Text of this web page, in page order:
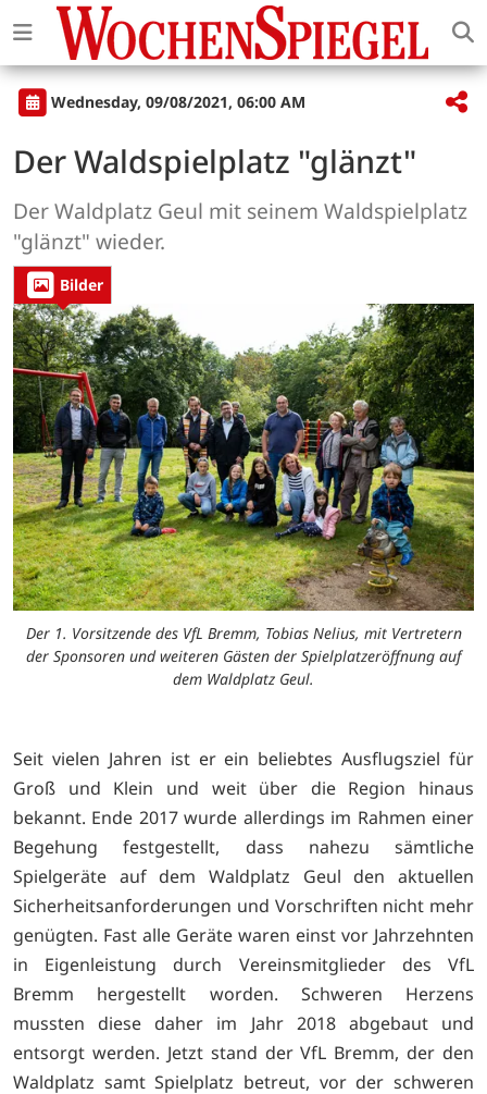
Wednesday, 09/08/2021, 06:00 AM
Der Waldspielplatz "glänzt"
Der Waldplatz Geul mit seinem Waldspielplatz
"glänzt" wieder.
Bilder
Der 1. Vorsitzende des VfL Bremm, Tobias Nelius, mit Vertretern
der Sponsoren und weiteren Gästen der Spielplatzeröffnung auf
dem Waldplatz Geul.
Seit vielen Jahren ist er ein beliebtes Ausflugsziel für
Groß und Klein und weit über die Region hinaus
bekannt. Ende 2017 wurde allerdings im Rahmen einer
Begehung festgestellt, dass nahezu sämtliche
Spielgeräte auf dem Waldplatz Geul den aktuellen
Sicherheitsanforderungen und Vorschriften nicht mehr
genügten. Fast alle Geräte waren einst vor Jahrzehnten
in Eigenleistung durch Vereinsmitglieder des VfL
Bremm hergestellt worden. Schweren Herzens
mussten diese daher im Jahr 2018 abgebaut und
entsorgt werden. Jetzt stand der VfL Bremm, der den
Waldplatz samt Spielplatz betreut, vor der schweren